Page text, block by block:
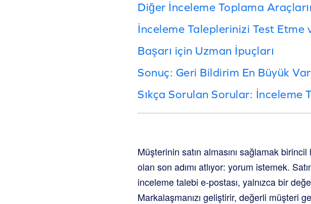
Diğer İnceleme Toplama
İnceleme Taleplerinizi Test Etme
Başarı için Uzman İpuçları
Sonuç: Geri Bildirim En Büyük
Sıkça Sorulan Sorular: İnceleme
Müşterinin satın almasını sağlamak
olan son adımı atlıyor: yorum istemek.
inceleme talebi e-postası, yalnızca bir
Markalaşmanızı geliştirir, değerli müşteri